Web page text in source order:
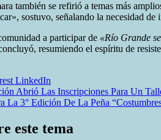
también se refirió a temas más
sostuvo, señalando la necesidad
a participar de «Río Grande
resumiendo el espíritu de
LinkedIn
Abrió Las Inscripciones Para Un
La 3° Edición De La Peña
este tema